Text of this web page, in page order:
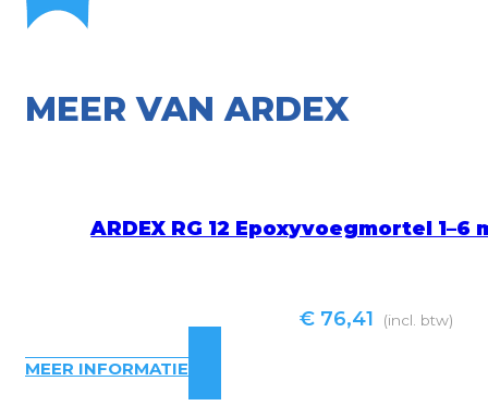
MEER VAN ARDEX
ARDEX RG 12 Epoxyvoegmortel
€ 76,41 (incl. btw)
MEER INFORMATIE